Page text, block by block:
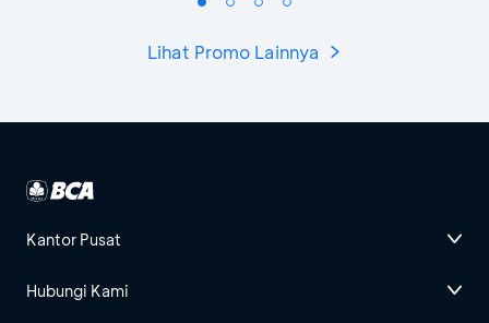
Lihat Promo Lainnya
Kantor Pusat
Hubungi Kami